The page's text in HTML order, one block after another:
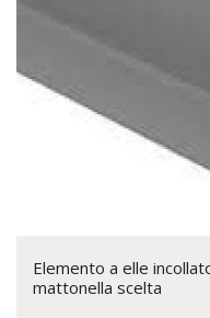
Elemento a elle
mattonella scelta